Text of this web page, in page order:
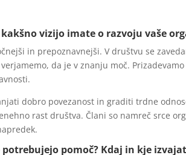
vizijo imate o razvoju vaše
in prepoznavnejši. V društvu se
da je v znanju moč.
dobro povezanost in graditi trdne
rast društva. Člani so namreč srce
pomoč? Kdaj in kje